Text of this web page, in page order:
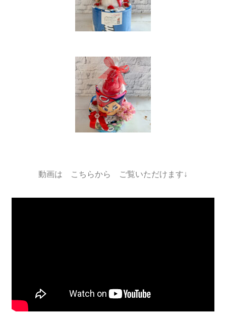
動画は こちらから ご覧いただけます↓